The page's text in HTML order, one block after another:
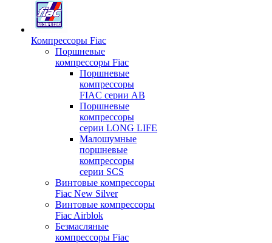
Компрессоры Fiac
Поршневые
компрессоры Fiac
Поршневые
компрессоры
FIAC серии AB
Поршневые
компрессоры
серии LONG LIFE
Малошумные
поршневые
компрессоры
серии SCS
Винтовые компрессоры
Fiac New Silver
Винтовые компрессоры
Fiac Airblok
Безмасляные
компрессоры Fiac